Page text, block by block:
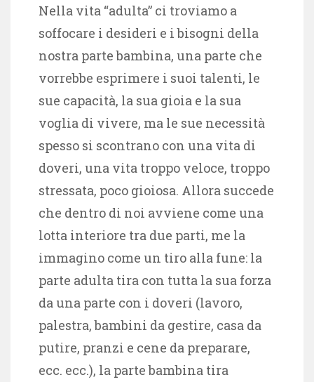
Nella vita “adulta” ci troviamo a
soffocare i desideri e i bisogni della
nostra parte bambina, una parte che
vorrebbe esprimere i suoi talenti, le
sue capacità, la sua gioia e la sua
voglia di vivere, ma le sue necessità
spesso si scontrano con una vita di
doveri, una vita troppo veloce, troppo
stressata, poco gioiosa. Allora succede
che dentro di noi avviene come una
lotta interiore tra due parti, me la
immagino come un tiro alla fune: la
parte adulta tira con tutta la sua forza
da una parte con i doveri (lavoro,
palestra, bambini da gestire, casa da
putire, pranzi e cene da preparare,
ecc. ecc.), la parte bambina tira